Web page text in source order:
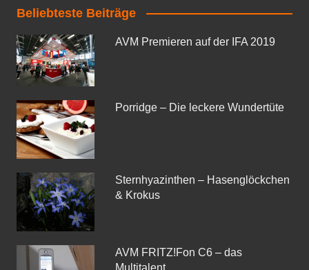
Beliebteste Beiträge
AVM Premieren auf der IFA 2019
Porridge – Die leckere Wundertüte
Sternhyazinthen – Hasenglöckchen
& Krokus
AVM FRITZ!Fon C6 – das